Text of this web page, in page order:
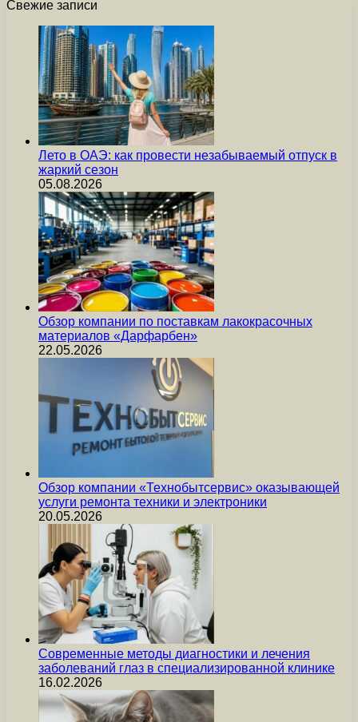
Свежие записи
Лето в ОАЭ: как провести незабываемый отпуск в
жаркий сезон
05.08.2026
Обзор компании по поставкам лакокрасочных
материалов «Дарфарбен»
22.05.2026
Обзор компании «Технобытсервис» оказывающей
услуги ремонта техники и электроники
20.05.2026
Современные методы диагностики и лечения
заболеваний глаз в специализированной клинике
16.02.2026